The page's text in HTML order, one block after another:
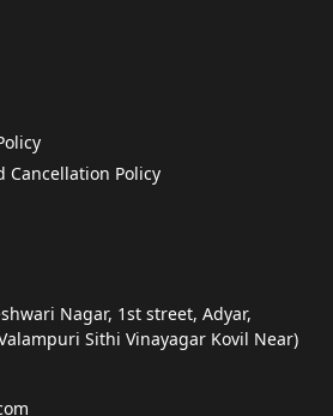
Cancellation Policy
Nagar, 1st street, Adyar,
Sithi Vinayagar Kovil Near)